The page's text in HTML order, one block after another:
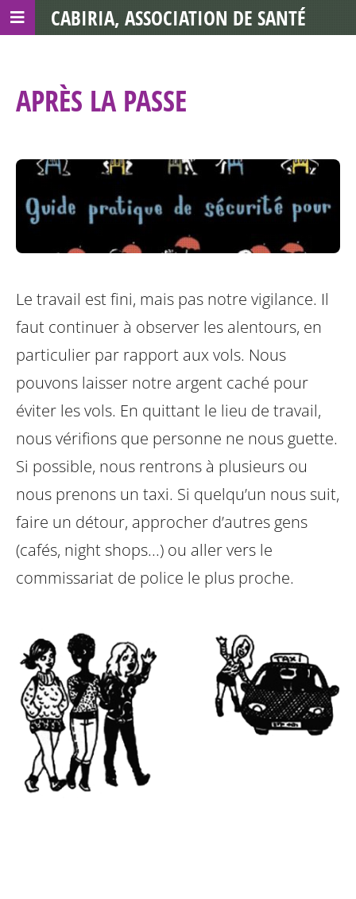
APRÈS LA PASSE
Le travail est fini, mais pas notre vigilance. Il
faut continuer à observer les alentours, en
particulier par rapport aux vols. Nous
pouvons laisser notre argent caché pour
éviter les vols. En quittant le lieu de travail,
nous vérifions que personne ne nous guette.
Si possible, nous rentrons à plusieurs ou
nous prenons un taxi. Si quelqu’un nous suit,
faire un détour, approcher d’autres gens
(cafés, night shops...) ou aller vers le
commissariat de police le plus proche.
CABIRIA, ASSOCIATION DE SANTÉ